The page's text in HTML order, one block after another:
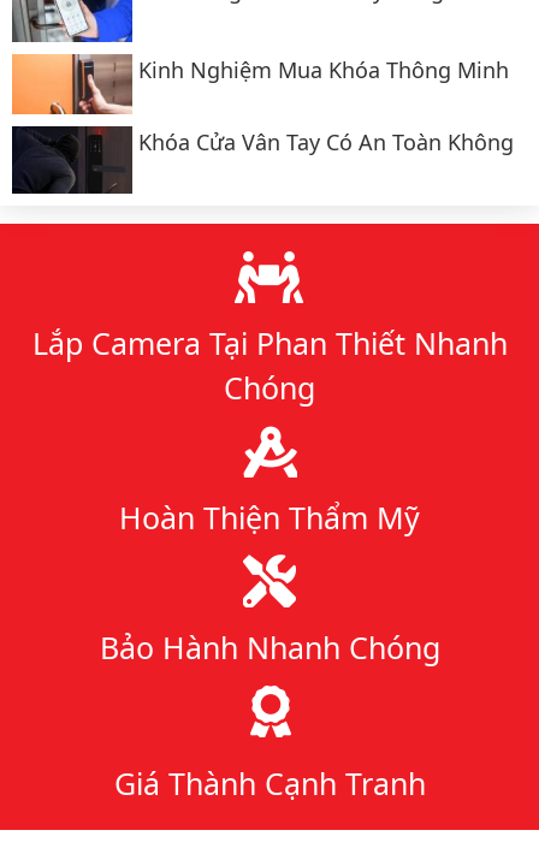
Kinh Nghiệm Mua Khóa Thông Minh
Khóa Cửa Vân Tay Có An Toàn Không
Lý do chọn chúng tôi
Lắp Camera Tại Phan Thiết Nhanh
Chóng
Hoàn Thiện Thẩm Mỹ
Bảo Hành Nhanh Chóng
Giá Thành Cạnh Tranh